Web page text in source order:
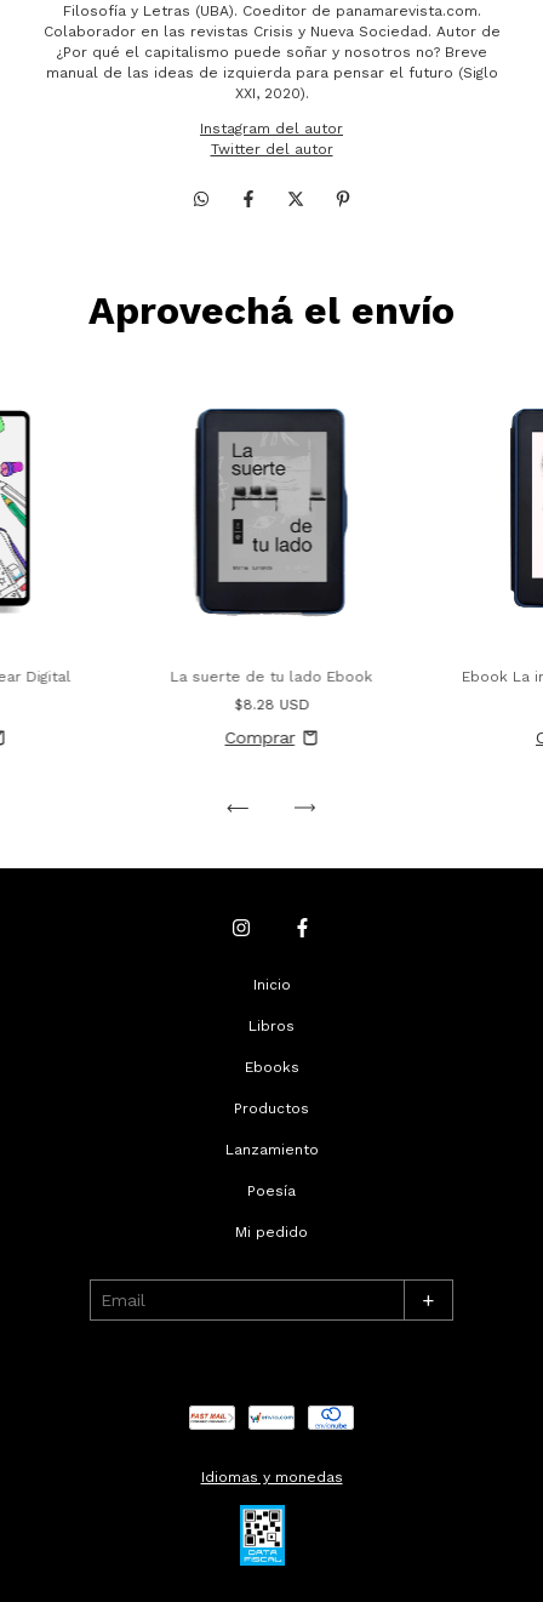
Filosofía y Letras (UBA). Coeditor de panamarevista.com.
Colaborador en las revistas Crisis y Nueva Sociedad. Autor de
¿Por qué el capitalismo puede soñar y nosotros no? Breve
manual de las ideas de izquierda para pensar el futuro (Siglo
XXI, 2020).
Instagram del autor
Twitter del autor
Aprovechá el envío
Digital
La suerte de tu lado Ebook
$8.28 USD
Ebook La
Inicio
Libros
Ebooks
Productos
Lanzamiento
Poesía
Mi pedido
+
Idiomas y monedas